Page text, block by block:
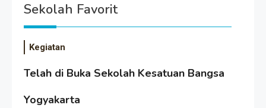
Sekolah Favorit
Kegiatan
Telah di Buka Sekolah Kesatuan Bangsa
Yogyakarta